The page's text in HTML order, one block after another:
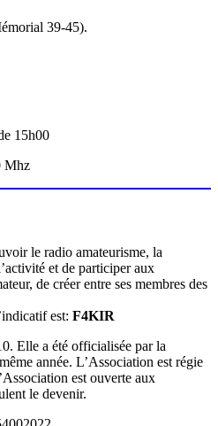
39-45).
15h00
Mhz
le radio amateurisme, la
et de participer aux
de créer entre ses membres des
est: F4KIR
Elle a été officialisée par la
année. L’Association est régie
est ouverte aux
le devenir.